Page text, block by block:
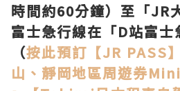
時間約60分鐘）至「JR
富士急行線在「D站富
（按此預訂【JR PASS
山、靜岡地區周遊券Mini